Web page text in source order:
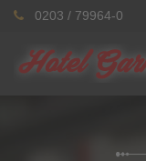
0203 / 79964-0